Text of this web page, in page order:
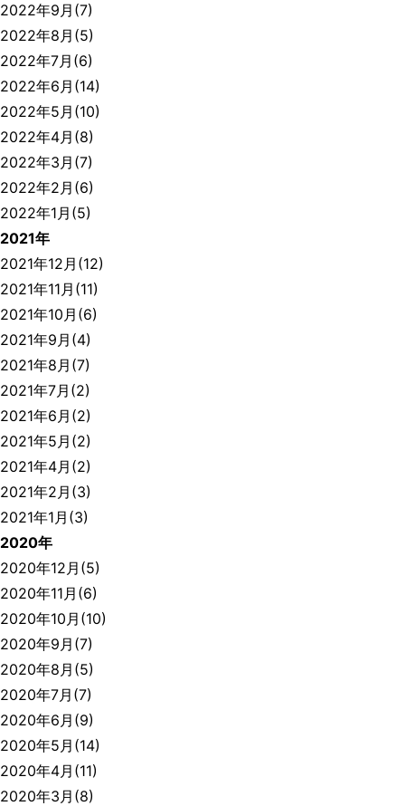
2022年9月(7)
2022年8月(5)
2022年7月(6)
2022年6月(14)
2022年5月(10)
2022年4月(8)
2022年3月(7)
2022年2月(6)
2022年1月(5)
2021年
2021年12月(12)
2021年11月(11)
2021年10月(6)
2021年9月(4)
2021年8月(7)
2021年7月(2)
2021年6月(2)
2021年5月(2)
2021年4月(2)
2021年2月(3)
2021年1月(3)
2020年
2020年12月(5)
2020年11月(6)
2020年10月(10)
2020年9月(7)
2020年8月(5)
2020年7月(7)
2020年6月(9)
2020年5月(14)
2020年4月(11)
2020年3月(8)